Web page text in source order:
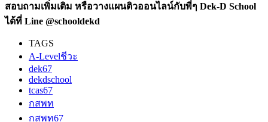
สอบถามเพิ่มเติม หรือวางแผนติวออนไลน์กับพี่ๆ Dek-D School
ได้ที่ Line @schooldekd
TAGS
A-Levelชีวะ
dek67
dekdschool
tcas67
กสพท
กสพท67